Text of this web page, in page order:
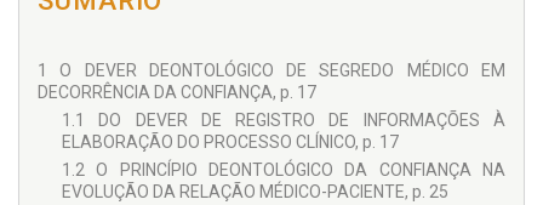
1 O DEVER DEONTOLÓGICO DE SEGREDO MÉDICO EM
DECORRÊNCIA DA CONFIANÇA, p. 17
1.1 DO DEVER DE REGISTRO DE INFORMAÇÕES À
ELABORAÇÃO DO PROCESSO CLÍNICO, p. 17
1.2 O PRINCÍPIO DEONTOLÓGICO DA CONFIANÇA NA
EVOLUÇÃO DA RELAÇÃO MÉDICO-PACIENTE, p. 25